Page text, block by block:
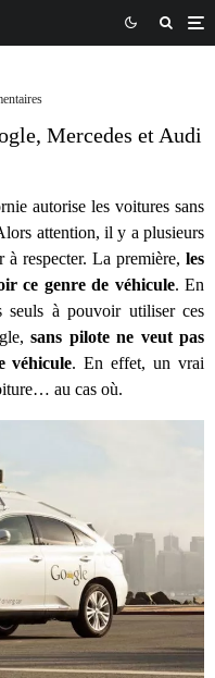
Mercedes et Audi
autorise les voitures sans
attention, il y a plusieurs
à respecter. La première, les
ce genre de véhicule. En
seuls à pouvoir utiliser ces
sans pilote ne veut pas
véhicule. En effet, un vrai
au cas où.